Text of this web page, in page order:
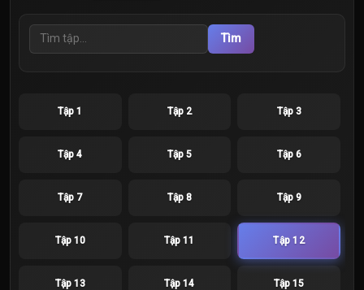
Tìm
Tập 1 Tập 2 Tập 3
Tập 4 Tập 5 Tập 6
Tập 7 Tập 8 Tập 9
Tập 10 Tập 11 Tập 12
Tập 13 Tập 14 Tập 15